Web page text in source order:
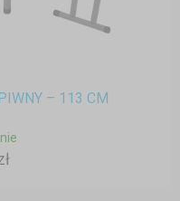
– 113 CM